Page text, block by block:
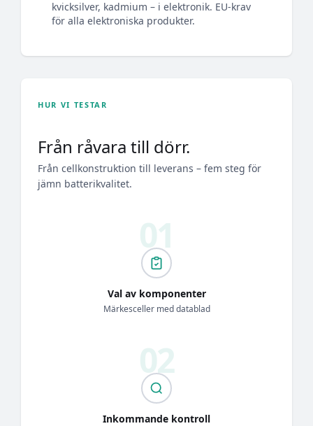
kvicksilver, kadmium – i elektronik. EU-krav
för alla elektroniska produkter.
HUR VI TESTAR
Från råvara till dörr.
Från cellkonstruktion till leverans – fem steg för
jämn batterikvalitet.
Val av komponenter
Märkesceller med datablad
Inkommande kontroll